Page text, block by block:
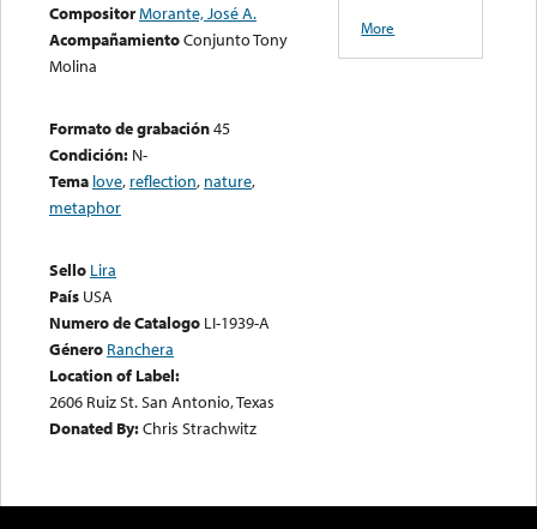
CompositorMorante, José A.
AcompañamientoConjunto Tony
Molina
Formato de grabación45
Condición: N-
Tema love, reflection, nature,
metaphor
Sello Lira
País USA
Numero de Catalogo LI-1939-A
Género Ranchera
Location of Label:
2606 Ruiz St. San Antonio, Texas
Donated By:Chris Strachwitz
More